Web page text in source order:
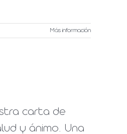
Más información
carta de
y ánimo. Una